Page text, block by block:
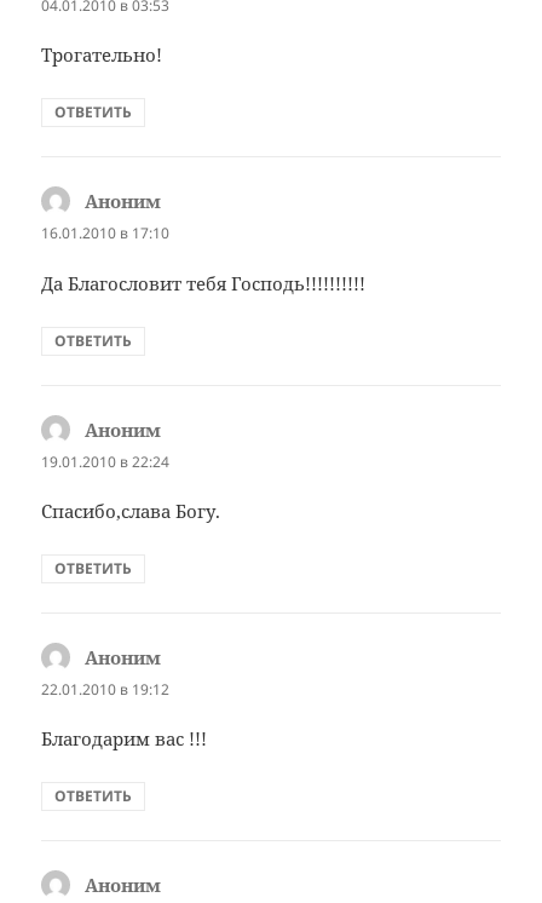
04.01.2010 в 03:53
Трогательно!
ОТВЕТИТЬ
Аноним
16.01.2010 в 17:10
Да Благословит тебя Господь!!!!!!!!!!
ОТВЕТИТЬ
Аноним
19.01.2010 в 22:24
Спасибо,слава Богу.
ОТВЕТИТЬ
Аноним
22.01.2010 в 19:12
Благодарим вас !!!
ОТВЕТИТЬ
Аноним